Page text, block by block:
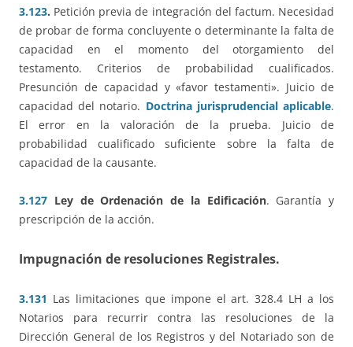
3.123. Petición previa de integración del factum. Necesidad
de probar de forma concluyente o determinante la falta de
capacidad en el momento del otorgamiento del
testamento. Criterios de probabilidad cualificados.
Presunción de capacidad y «favor testamenti». Juicio de
capacidad del notario. Doctrina jurisprudencial aplicable.
El error en la valoración de la prueba. Juicio de
probabilidad cualificado suficiente sobre la falta de
capacidad de la causante.
3.127 Ley de Ordenación de la Edificación. Garantía y
prescripción de la acción.
Impugnación de resoluciones Registrales.
3.131 Las limitaciones que impone el art. 328.4 LH a los
Notarios para recurrir contra las resoluciones de la
Dirección General de los Registros y del Notariado son de